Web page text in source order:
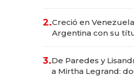
2.Creció en
Argentina con su
las marcas "fast
3.De Paredes y
a Mirtha Legrand: